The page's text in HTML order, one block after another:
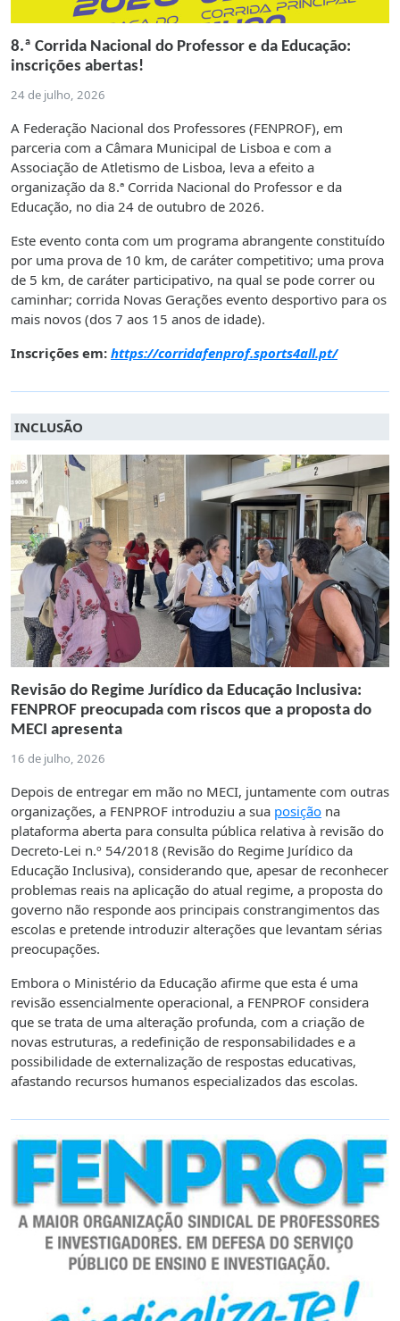
8.ª Corrida Nacional do Professor e da Educação:
inscrições abertas!
24 de julho, 2026
A Federação Nacional dos Professores (FENPROF), em
parceria com a Câmara Municipal de Lisboa e com a
Associação de Atletismo de Lisboa, leva a efeito a
organização da 8.ª Corrida Nacional do Professor e da
Educação, no dia 24 de outubro de 2026.
Este evento conta com um programa abrangente constituído
por uma prova de 10 km, de caráter competitivo; uma prova
de 5 km, de caráter participativo, na qual se pode correr ou
caminhar; corrida Novas Gerações evento desportivo para os
mais novos (dos 7 aos 15 anos de idade).
Inscrições em: https://corridafenprof.sports4all.pt/
INCLUSÃO
Revisão do Regime Jurídico da Educação Inclusiva:
FENPROF preocupada com riscos que a proposta do
MECI apresenta
16 de julho, 2026
Depois de entregar em mão no MECI, juntamente com outras
organizações, a FENPROF introduziu a sua posição na
plataforma aberta para consulta pública relativa à revisão do
Decreto-Lei n.º 54/2018 (Revisão do Regime Jurídico da
Educação Inclusiva), considerando que, apesar de reconhecer
problemas reais na aplicação do atual regime, a proposta do
governo não responde aos principais constrangimentos das
escolas e pretende introduzir alterações que levantam sérias
preocupações.
Embora o Ministério da Educação afirme que esta é uma
revisão essencialmente operacional, a FENPROF considera
que se trata de uma alteração profunda, com a criação de
novas estruturas, a redefinição de responsabilidades e a
possibilidade de externalização de respostas educativas,
afastando recursos humanos especializados das escolas.